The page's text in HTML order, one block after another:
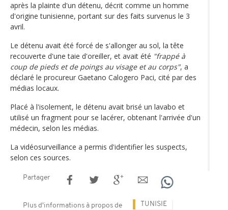
après la plainte d'un détenu, décrit comme un homme
d'origine tunisienne, portant sur des faits survenus le 3
avril.
Le détenu avait été forcé de s'allonger au sol, la tête
recouverte d'une taie d'oreiller, et avait été "frappé à
coup de pieds et de poings au visage et au corps", a
déclaré le procureur Gaetano Calogero Paci, cité par des
médias locaux.
Placé à l'isolement, le détenu avait brisé un lavabo et
utilisé un fragment pour se lacérer, obtenant l'arrivée d'un
médecin, selon les médias.
La vidéosurveillance a permis d'identifier les suspects,
selon ces sources.
Partager
Plus d'informations à propos de TUNISIE